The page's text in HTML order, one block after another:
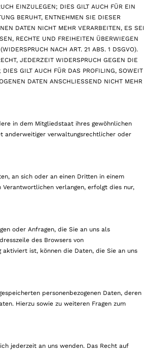
EINZULEGEN; DIES GILT AUCH FÜR EIN
BERUHT, ENTNEHMEN SIE DIESER
DATEN NICHT MEHR VERARBEITEN, ES SEI
RECHTE UND FREIHEITEN ÜBERWIEGEN
NACH ART. 21 ABS. 1 DSGVO).
JEDERZEIT WIDERSPRUCH GEGEN DIE
GILT AUCH FÜR DAS PROFILING, SOWEIT
DATEN ANSCHLIESSEND NICHT MEHR
in dem Mitgliedstaat ihres gewöhnlichen
anderweitiger verwaltungsrechtlicher oder
an sich oder an einen Dritten in einem
Verantwortlichen verlangen, erfolgt dies nur,
oder Anfragen, die Sie an uns als
des Browsers von
ist, können die Daten, die Sie an uns
personenbezogenen Daten, deren
Hierzu sowie zu weiteren Fragen zum
jederzeit an uns wenden. Das Recht auf